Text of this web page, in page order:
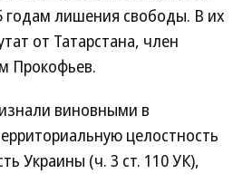
годам лишения свободы. В их
от Татарстана, член
Прокофьев.
виновными в
целостность
Украины (ч. 3 ст. 110 УК),